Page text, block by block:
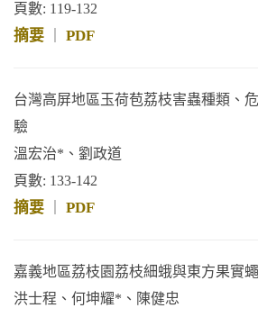
頁數: 119-132
摘要 PDF
台灣高屏地區玉荷苞荔枝害蟲種類、
驗
溫宏治*、劉政道
頁數: 133-142
摘要 PDF
嘉義地區荔枝園荔枝細蛾與東方果實
洪士程、何坤耀*、陳健忠